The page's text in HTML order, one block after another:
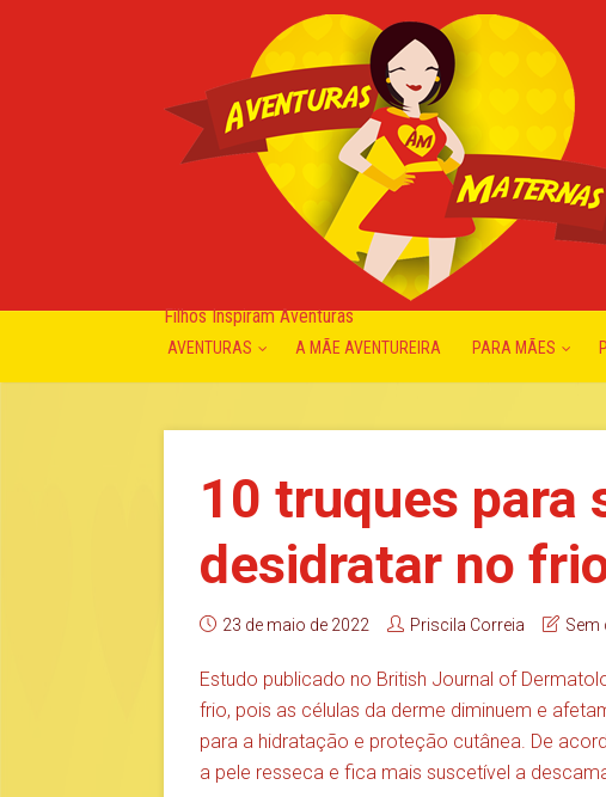
Filhos Inspiram Aventuras
AVENTURAS A MÃE AVENTUREIRA PARA MÃES
10 truques para
desidratar no
23 de maio de 2022 Priscila Correia Sem
Estudo publicado no British Journal of
frio, pois as células da derme diminuem e
para a hidratação e proteção cutânea. De
a pele resseca e fica mais suscetível a